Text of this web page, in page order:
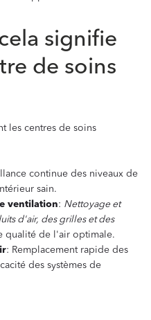
signifie
de soins
les centres de soins
continue des niveaux de
sain.
ventilation: Nettoyage et
d'air, des grilles et des
qualité de l'air optimale.
: Remplacement rapide des
des systèmes de